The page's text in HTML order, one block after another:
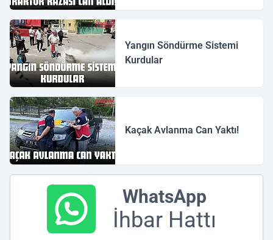
Yangın Söndürme Sistemi
Kurdular
Kaçak Avlanma Can Yaktı!
WhatsApp
İhbar Hattı